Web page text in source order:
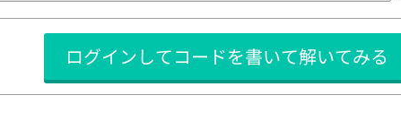
セミナー
イド
リファレンス
個人向けプラン
ログインしてコードを書いて解いてみる